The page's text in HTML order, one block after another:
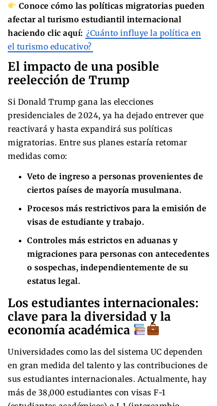
Conoce cómo las políticas migratorias pueden
afectar al turismo estudiantil internacional
haciendo clic aquí: ¿Cuánto influye la política en
el turismo educativo?
El impacto de una posible
reelección de Trump
Si Donald Trump gana las elecciones
presidenciales de 2024, ya ha dejado entrever que
reactivará y hasta expandirá sus políticas
migratorias. Entre sus planes estaría retomar
medidas como:
Veto de ingreso a personas provenientes de
ciertos países de mayoría musulmana.
Procesos más restrictivos para la emisión de
visas de estudiante y trabajo.
Controles más estrictos en aduanas y
migraciones para personas con antecedentes
o sospechas, independientemente de su
estatus legal.
Los estudiantes internacionales:
clave para la diversidad y la
economía académica
Universidades como las del sistema UC dependen
en gran medida del talento y las contribuciones de
sus estudiantes internacionales. Actualmente, hay
más de 38,000 estudiantes con visas F-1